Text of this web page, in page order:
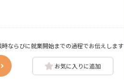
ならびに就業開始までの過程でお伝えします
お気に入りに追加